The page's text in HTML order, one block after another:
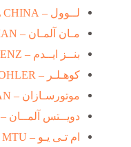
لــوول – LOVOL CHINA
مـان آلمـان – MAN
بنــز ایــدم – BENZ
کوهـلـر – KOHLER
موتورسـازان – MOTORSAZAN
دویــتس آلمــان – DEUTZ
ام تـی یـو – MTU